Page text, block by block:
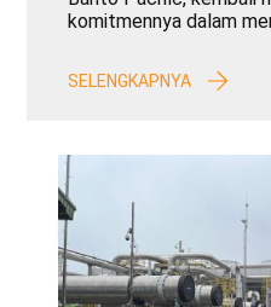
komitmennya dalam
SELENGKAPNYA